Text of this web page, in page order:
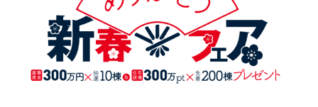
お問い合わせ